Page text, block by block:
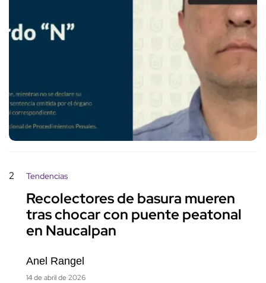
2 Tendencias
Recolectores de basura mueren
tras chocar con puente peatonal
en Naucalpan
Anel Rangel
14 de abril de 2026